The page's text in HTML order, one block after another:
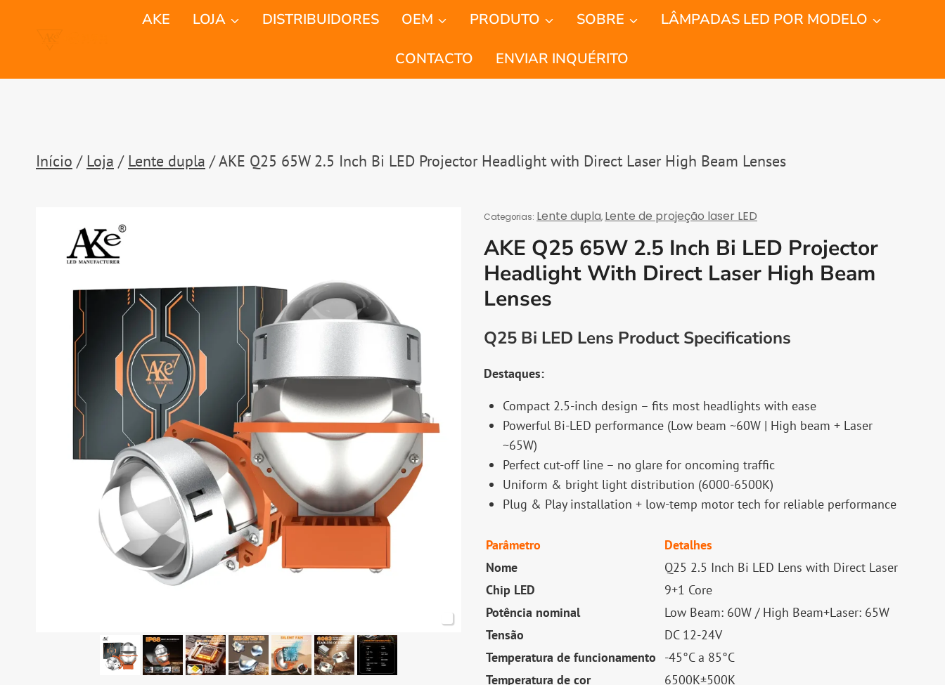
AKE LOJA DISTRIBUIDORES OEM PRODUTO SOBRE LÂMPADAS LED POR MODELO
CONTACTO ENVIAR INQUÉRITO
Início / Loja / Lente dupla /AKE Q25 65W 2.5 Inch Bi LED Projector Headlight with Direct Laser High Beam Lenses
Categorias: Lente dupla, Lente de projeção laser LED
AKE Q25 65W 2.5 Inch Bi LED Projector
Headlight With Direct Laser High Beam
Lenses
Q25 Bi LED Lens Product Specifications
Destaques:
Compact 2.5-inch design – fits most headlights with ease
Powerful Bi-LED performance (Low beam ~60W | High beam + Laser
~65W)
Perfect cut-off line – no glare for oncoming traffic
Uniform & bright light distribution (6000-6500K)
Plug & Play installation + low-temp motor tech for reliable performance
Parâmetro
Detalhes
Nome
Q25 2.5 Inch Bi LED Lens with Direct Laser
Chip LED
9+1 Core
Potência nominal
Low Beam: 60W / High Beam+Laser: 65W
Tensão
DC 12-24V
Temperatura de funcionamento
-45°C a 85°C
Temperatura de cor
6500K±500K